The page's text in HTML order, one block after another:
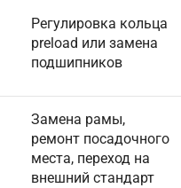
Регулировка кольца
preload или замена
подшипников
Замена рамы,
ремонт посадочного
места, переход на
внешний стандарт